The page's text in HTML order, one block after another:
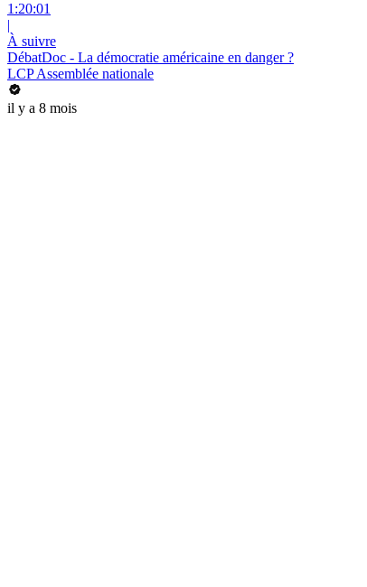
1:20:01
|
À suivre
DébatDoc - La démocratie américaine en danger ?
LCP Assemblée nationale
il y a 8 mois